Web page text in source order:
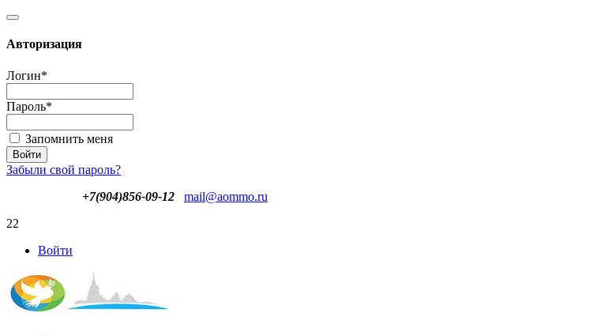
Авторизация
Логин*
Пароль*
Запомнить меня
Забыли свой пароль?
+7(904)856-09-12
mail@aommo.ru
22
Войти